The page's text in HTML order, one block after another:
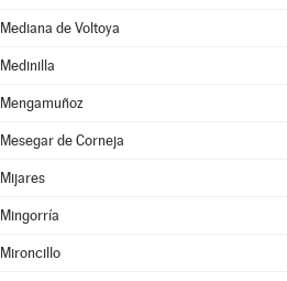
Mediana de Voltoya
Medinilla
Mengamuñoz
Mesegar de Corneja
Mijares
Mingorría
Mironcillo